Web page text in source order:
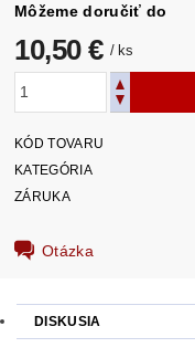
Môžeme doručiť do
10,50 €/ ks
KÓD TOVARU
KATEGÓRIA
ZÁRUKA
Otázka
DISKUSIA